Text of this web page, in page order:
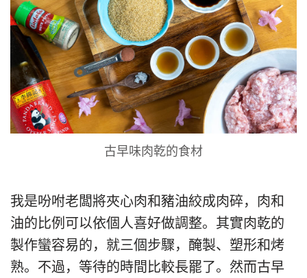
古早味肉乾的食材
我是吩咐老闆將夾心肉和豬油絞成肉碎，肉和
油的比例可以依個人喜好做調整。其實肉乾的
製作蠻容易的，就三個步驟，醃製、塑形和烤
熟。不過，等待的時間比較長罷了。然而古早